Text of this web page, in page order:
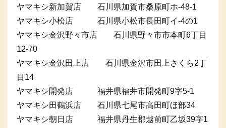
ヤマキシ新加賀店 石川県加賀市桑原町ホ-48-1
ヤマキシ小松店 石川県小松市長田町イ-4の1
ヤマキシ金沢野々市店 石川県野々市市本町6丁目
12-70
ヤマキシ金沢田上店 石川県金沢市田上さくら2丁
目14
ヤマキシ開発店 福井県福井市開発町9字5-1
ヤマキシ田鶴浜店 石川県七尾市高田町ほ部34
ヤマキシ朝日店 福井県丹生郡越前町乙坂39字1